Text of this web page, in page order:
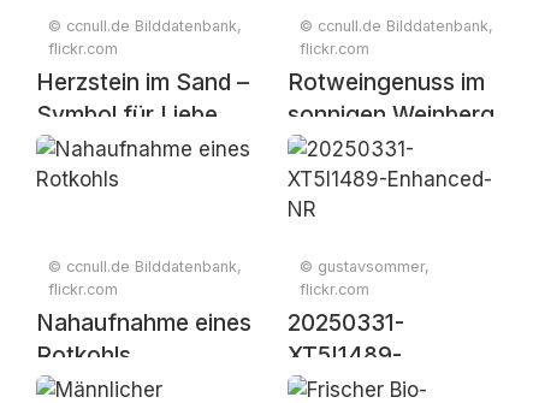
© ccnull.de Bilddatenbank,
flickr.com
Herzstein im Sand –
Symbol für Liebe
und Natur
© ccnull.de Bilddatenbank,
flickr.com
Rotweingenuss im
sonnigen Weinberg
© ccnull.de Bilddatenbank,
flickr.com
Nahaufnahme eines
Rotkohls
© gustavsommer,
flickr.com
20250331-
XT5I1489-
Enhanced-NR